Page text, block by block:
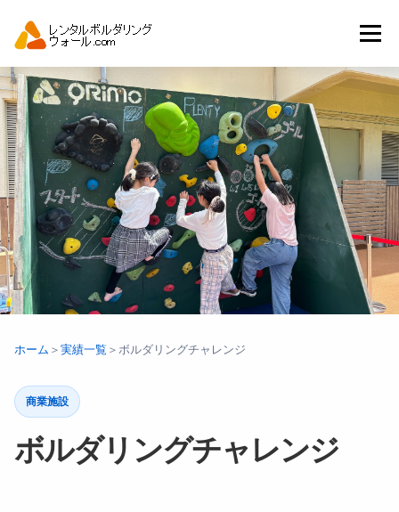
ツ
へ
ス
キ
ッ
プ
メニュー
トップ 自動見積り 商品一覧
アーバンスポーツイベント.JP
ホーム ＞実績一覧 ＞ボルダリングチャレンジ
商業施設
ボルダリングチャレンジ